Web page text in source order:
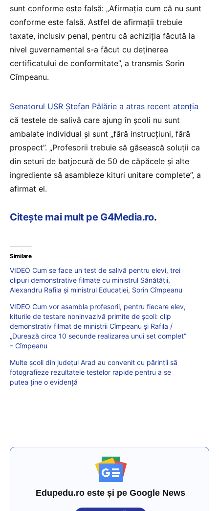
sunt conforme este falsă: „Afirmaţia cum că nu sunt
conforme este falsă. Astfel de afirmaţii trebuie
taxate, inclusiv penal, pentru că achiziţia făcută la
nivel guvernamental s-a făcut cu deţinerea
certificatului de conformitate”, a transmis Sorin
Cîmpeanu.
Senatorul USR Ştefan Pălărie a atras recent atenţia
că testele de salivă care ajung în şcoli nu sunt
ambalate individual şi sunt „fără instrucţiuni, fără
prospect”. „Profesorii trebuie să găsească soluţii ca
din seturi de batjocură de 50 de căpăcele şi alte
ingrediente să asambleze kituri unitare complete”, a
afirmat el.
Citește mai mult pe G4Media.ro.
Similare
VIDEO Cum se face un test de salivă pentru elevi, trei
clipuri demonstrative filmate cu ministrul Sănătății,
Alexandru Rafila și ministrul Educației, Sorin Cîmpeanu
VIDEO Cum vor asambla profesorii, pentru fiecare elev,
kiturile de testare noninvazivă primite de școli: clip
demonstrativ filmat de miniștrii Cîmpeanu și Rafila /
„Durează circa 10 secunde realizarea unui set complet”
– Cîmpeanu
Multe şcoli din județul Arad au convenit cu părinţii să
fotografieze rezultatele testelor rapide pentru a se
putea ţine o evidenţă
Edupedu.ro este și pe Google News